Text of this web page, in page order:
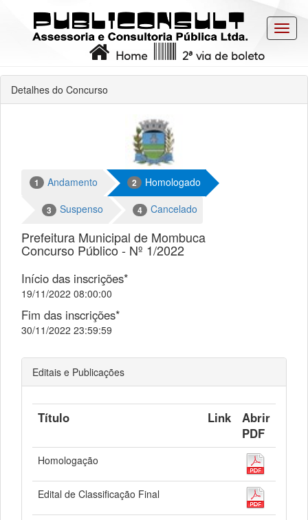
2ª via de boleto
Home
Detalhes do Concurso
1 Andamento 2 Homologado
3 Suspenso 4 Cancelado
Prefeitura Municipal de Mombuca
Concurso Público - Nº 1/2022
Início das inscrições*
19/11/2022 08:00:00
Fim das inscrições*
30/11/2022 23:59:59
Editais e Publicações
Título Link
Abrir
PDF
Homologação
Edital de Classificação Final